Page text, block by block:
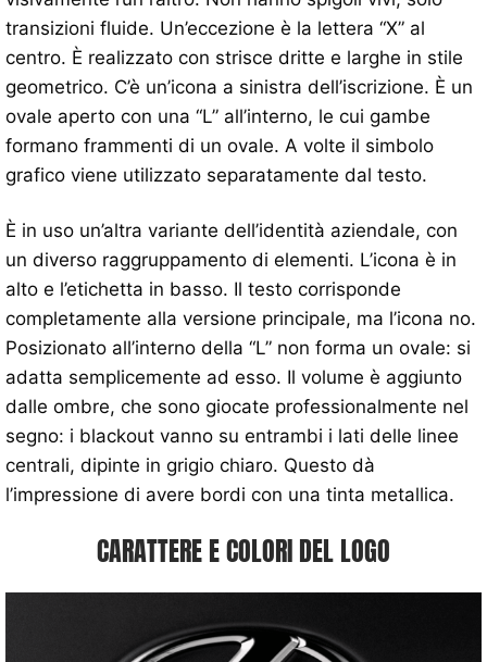
transizioni fluide. Un’eccezione è la lettera “X” al
centro. È realizzato con strisce dritte e larghe in stile
geometrico. C’è un’icona a sinistra dell’iscrizione. È un
ovale aperto con una “L” all’interno, le cui gambe
formano frammenti di un ovale. A volte il simbolo
grafico viene utilizzato separatamente dal testo.
È in uso un’altra variante dell’identità aziendale, con
un diverso raggruppamento di elementi. L’icona è in
alto e l’etichetta in basso. Il testo corrisponde
completamente alla versione principale, ma l’icona no.
Posizionato all’interno della “L” non forma un ovale: si
adatta semplicemente ad esso. Il volume è aggiunto
dalle ombre, che sono giocate professionalmente nel
segno: i blackout vanno su entrambi i lati delle linee
centrali, dipinte in grigio chiaro. Questo dà
l’impressione di avere bordi con una tinta metallica.
CARATTERE E COLORI DEL LOGO